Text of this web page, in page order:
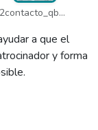
contacto_qbw
a que el
y forma